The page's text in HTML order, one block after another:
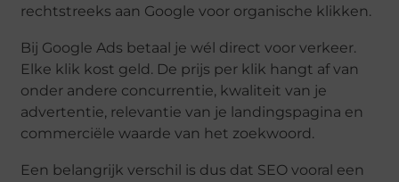
rechtstreeks aan Google voor organische klikken.
Bij Google Ads betaal je wél direct voor verkeer.
Elke klik kost geld. De prijs per klik hangt af van
onder andere concurrentie, kwaliteit van je
advertentie, relevantie van je landingspagina en
commerciële waarde van het zoekwoord.
Een belangrijk verschil is dus dat SEO vooral een